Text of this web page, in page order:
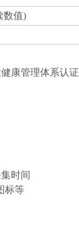
数值)
康管理体系认证
时间
标等